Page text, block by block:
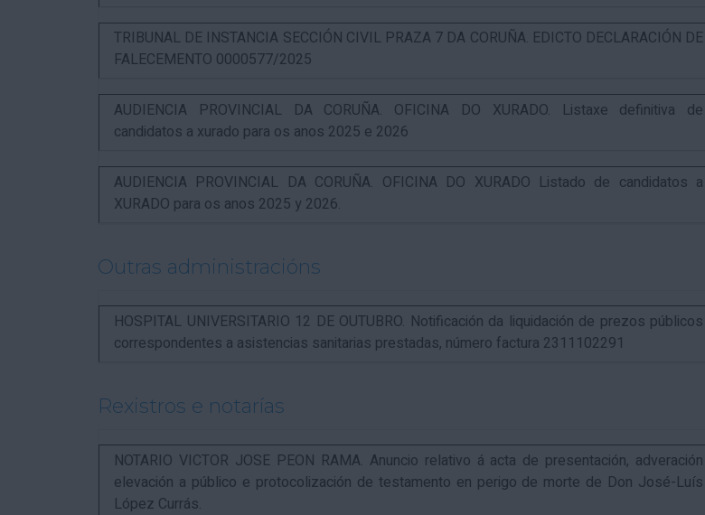
TRIBUNAL DE INSTANCIA SECCIÓN CIVIL PRAZA 7 DA CORUÑA. EDICTO DECLARACIÓN DE
FALECEMENTO 0000577/2025
AUDIENCIA PROVINCIAL DA CORUÑA. OFICINA DO XURADO. Listaxe definitiva de
candidatos a xurado para os anos 2025 e 2026
AUDIENCIA PROVINCIAL DA CORUÑA. OFICINA DO XURADO Listado de candidatos a
XURADO para os anos 2025 y 2026.
Outras administracións
HOSPITAL UNIVERSITARIO 12 DE OUTUBRO. Notificación da liquidación de prezos públicos
correspondentes a asistencias sanitarias prestadas, número factura 2311102291
Rexistros e notarías
NOTARIO VICTOR JOSE PEON RAMA. Anuncio relativo á acta de presentación, adveración
elevación a público e protocolización de testamento en perigo de morte de Don José-Luís
López Currás.